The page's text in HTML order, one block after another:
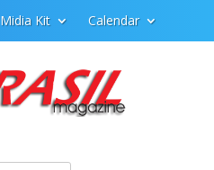
Midia Kit Calendar